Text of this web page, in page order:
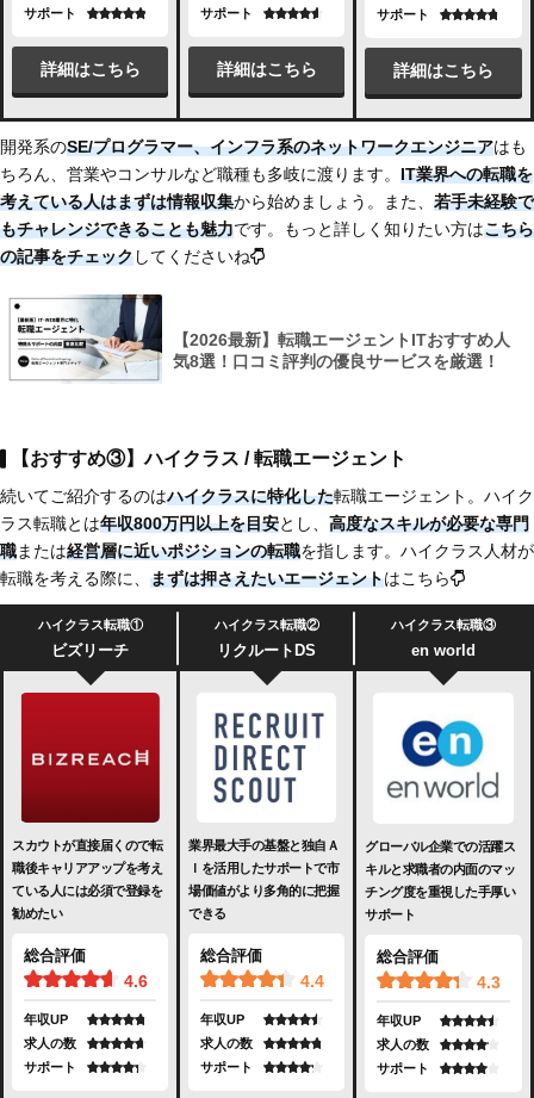
サポート
詳細はこちら
サポート
詳細はこちら
サポート
詳細はこちら
開発系のSE/プログラマー、インフラ系のネットワークエンジニアはも
ちろん、営業やコンサルなど職種も多岐に渡ります。 IT業界への転職を
考えている人はまずは情報収集から始めましょう。また、 若手未経験で
もチャレンジできることも魅力です。もっと詳しく知りたい方はこちら
の記事をチェックしてくださいね
【2026最新】転職エージェントITおすすめ人
気8選！口コミ評判の優良サービスを厳選！
【おすすめ③】ハイクラス / 転職エージェント
続いてご紹介するのはハイクラスに特化した転職エージェント。ハイク
ラス転職とは年収800万円以上を目安とし、 高度なスキルが必要な専門
職または経営層に近いポジションの転職を指します。ハイクラス人材が
転職を考える際に、 まずは押さえたいエージェントはこちら
ハイクラス転職①
ビズリーチ
ハイクラス転職②
リクルートDS
ハイクラス転職③
en world
スカウトが直接届くので転
職後キャリアアップを考え
ている人には必須で登録を
勧めたい
総合評価
4.6
年収UP
求人の数
サポート
業界最大手の基盤と独自Ａ
Ｉを活用したサポートで市
場価値がより多角的に把握
できる
総合評価
4.4
年収UP
求人の数
サポート
グローバル企業での活躍ス
キルと求職者の内面のマッ
チング度を重視した手厚い
サポート
総合評価
4.3
年収UP
求人の数
サポート